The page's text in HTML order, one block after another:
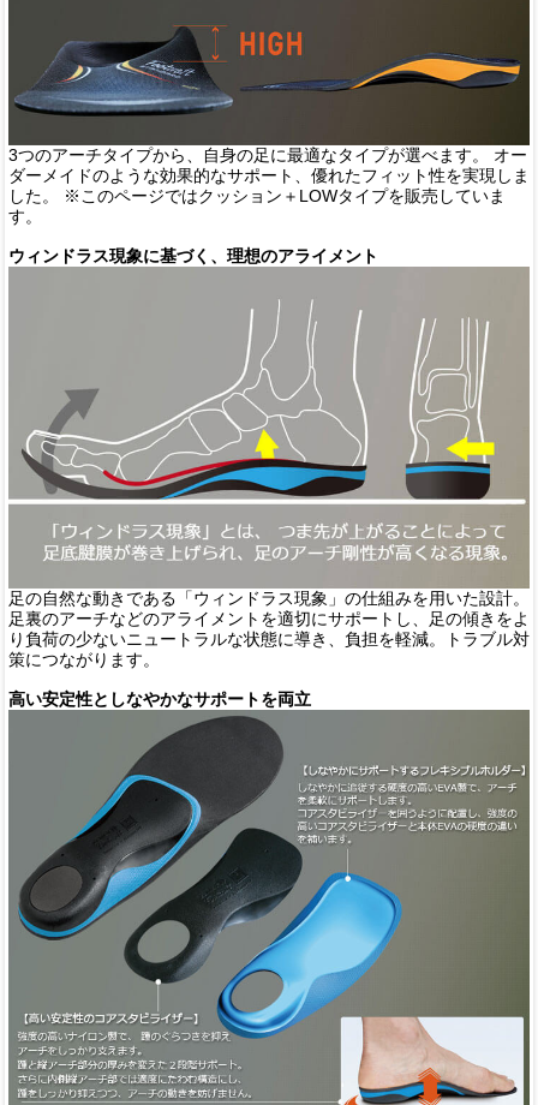
3つのアーチタイプから、自身の足に最適なタイプが選べます。 オー
ダーメイドのような効果的なサポート、優れたフィット性を実現しま
した。 ※このページではクッション＋LOWタイプを販売していま
す。
ウィンドラス現象に基づく、理想のアライメント
足の自然な動きである「ウィンドラス現象」の仕組みを用いた設計。
足裏のアーチなどのアライメントを適切にサポートし、足の傾きをよ
り負荷の少ないニュートラルな状態に導き、負担を軽減。トラブル対
策につながります。
高い安定性としなやかなサポートを両立